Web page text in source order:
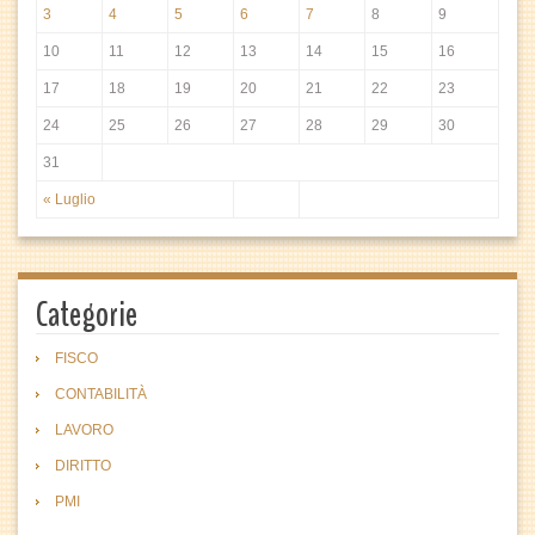
« Luglio
3 4 5 6 7 8 9
10 11 12 13 14 15 16
17 18 19 20 21 22 23
24 25 26 27 28 29 30
31
Categorie
FISCO
CONTABILITÀ
LAVORO
DIRITTO
PMI